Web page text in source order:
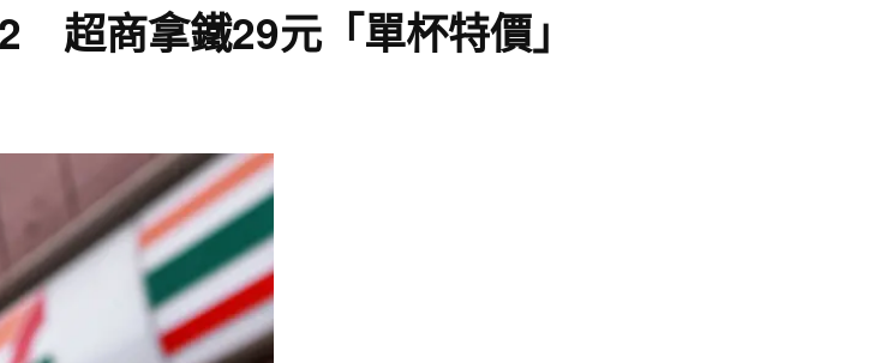
超商拿鐵29元「單杯特價」